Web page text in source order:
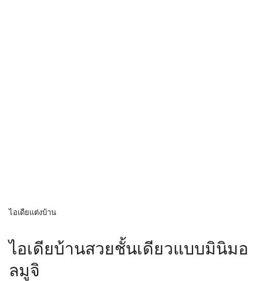
ไอเดียแต่งบ้าน
ไอเดียบ้านสวยชั้นเดียวแบบมินิมอ
ลมูจิ